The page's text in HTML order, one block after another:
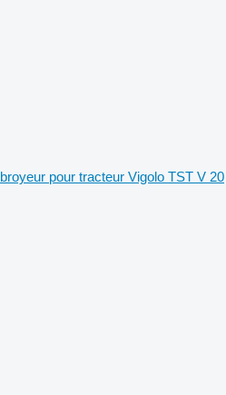
broyeur pour tracteur Vigolo TST V 20